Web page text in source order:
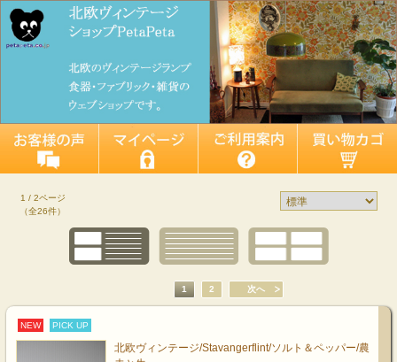
1 / 2ページ
（全26件）
1 2 次へ
NEW PICK UP
北欧ヴィンテージ/Stavangerflint/ソルト＆ペッパー/農